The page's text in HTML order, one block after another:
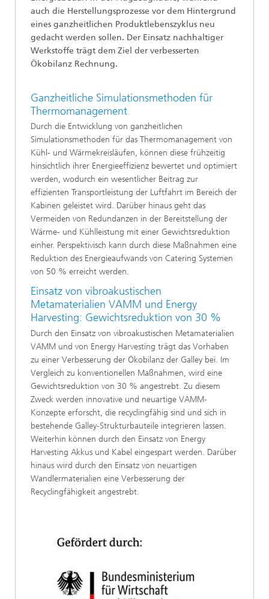
auch die Herstellungsprozesse vor dem Hintergrund
eines ganzheitlichen Produktlebenszyklus neu
gedacht werden sollen. Der Einsatz nachhaltiger
Werkstoffe trägt dem Ziel der verbesserten
Ökobilanz Rechnung.
Ganzheitliche Simulationsmethoden für
Thermomanagement
Durch die Entwicklung von ganzheitlichen
Simulationsmethoden für das Thermomanagement von
Kühl- und Wärmekreisläufen, können diese frühzeitig
hinsichtlich ihrer Energieeffizienz bewertet und optimiert
werden, wodurch ein wesentlicher Beitrag zur
effizienten Transportleistung der Luftfahrt im Bereich der
Kabinen geleistet wird. Darüber hinaus geht das
Vermeiden von Redundanzen in der Bereitstellung der
Wärme- und Kühlleistung mit einer Gewichtsreduktion
einher. Perspektivisch kann durch diese Maßnahmen eine
Reduktion des Energieaufwands von Catering Systemen
von 50 % erreicht werden.
Einsatz von vibroakustischen
Metamaterialien VAMM und Energy
Harvesting: Gewichtsreduktion von 30 %
Durch den Einsatz von vibroakustischen Metamaterialien
VAMM und von Energy Harvesting trägt das Vorhaben
zu einer Verbesserung der Ökobilanz der Galley bei. Im
Vergleich zu konventionellen Maßnahmen, wird eine
Gewichtsreduktion von 30 % angestrebt. Zu diesem
Zweck werden innovative und neuartige VAMM-
Konzepte erforscht, die recyclingfähig sind und sich in
bestehende Galley-Strukturbauteile integrieren lassen.
Weiterhin können durch den Einsatz von Energy
Harvesting Akkus und Kabel eingespart werden. Darüber
hinaus wird durch den Einsatz von neuartigen
Wandlermaterialien eine Verbesserung der
Recyclingfähigkeit angestrebt.